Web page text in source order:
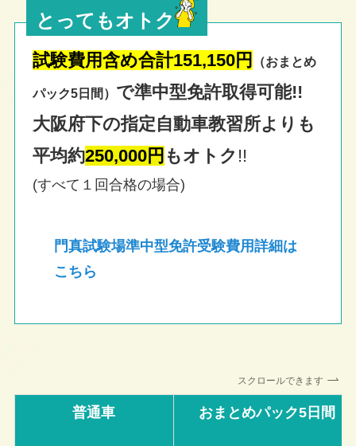
とってもオトク
試験費用含め合計151,150円 （おまとめ
パック5日間） で準中型免許取得可能!!
大阪府下の指定自動車教習所よりも
平均約250,000円 もオトク !!
(すべて１回合格の場合)
門真試験場準中型免許受験費用詳細は
こちら
スクロールできます
普通車 おまとめパック5日間